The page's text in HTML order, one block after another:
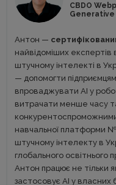
CBDO
Антон —
найвідоміших
штучному інтелекті в
— допомогти
впроваджувати AI у
витрачати менше часу
навчальної платформи
штучному інтелекту в
глобального освітнього
Антон працює не тільки
застосовує AI у власних